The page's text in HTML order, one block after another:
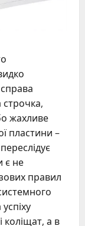
жахливе
пластини –
є не
правил
коліщат, а в